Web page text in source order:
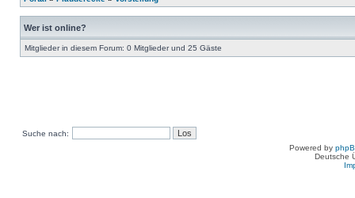
Wer ist online?
Mitglieder in diesem Forum: 0 Mitglieder und 25 Gäste
Suche nach:
Powered by
Deutsche